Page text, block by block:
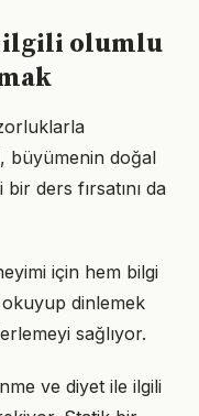
ilgili olumlu
büyümenin doğal
ders fırsatını da
için hem bilgi
dinlemek
sağlıyor.
ve diyet ile ilgili